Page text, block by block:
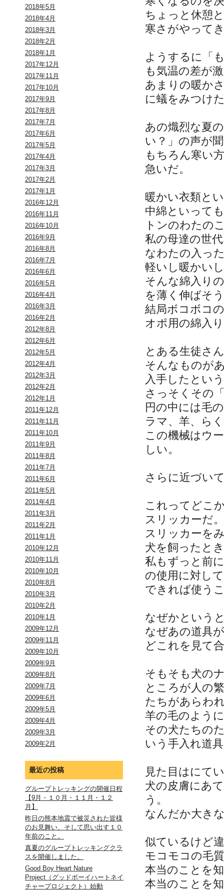
2018年5月
2018年4月
2018年3月
2018年2月
2018年1月
2017年12月
2017年11月
2017年10月
2017年9月
2017年8月
2017年7月
2017年6月
2017年5月
2017年4月
2017年3月
2017年2月
2017年1月
2016年12月
2016年11月
2016年10月
2016年9月
2016年8月
2016年7月
2016年6月
2016年5月
2016年4月
2016年3月
2016年2月
2012年8月
2012年6月
2012年5月
2012年4月
2012年3月
2012年2月
2012年1月
2011年12月
2011年11月
2011年10月
2011年9月
2011年8月
2011年7月
2011年6月
2011年5月
2011年4月
2011年3月
2011年2月
2011年1月
2010年12月
2010年11月
2010年10月
2010年8月
2010年3月
2010年2月
2010年1月
2009年12月
2009年11月
2009年10月
2009年9月
2009年8月
2009年7月
2009年6月
2009年5月
2009年4月
2009年3月
2009年2月
最近の投稿
グループトレッキングの開催日程
【9月・１０月・１１月・１２
月】
昨日の熊本地震で被災された皆様
のお見舞い、そして思い出す１０
年前のこと。
真夏のグループトレッキングクラ
スを開催しました。
Good Boy Heart Nature
Project（グッドボーイハートネイ
チャープロジェクト）始動
ちょっと休憩
寒さがやって
ようするに「
も気温の差が
あまりの暖か
に蟻をみつけ
あの熾烈な夏
い？」の声が
もちろん寒い
急いだ。
暖かい衣類と
中綿といって
トンのわたの
私の母達の世
なわたの入っ
軽いし暖かい
そんな綿入り
を薄く伸ばそ
結局ボコボコ
オポ用の綿入
とある生徒さ
そんなものが
入手したとい
さっそくその
円の中には毛
ラマ、羊、ら
この機械はウ
しい。
さらに近づい
これってどこ
スリッカーだ。
スリッカーを
犬を飼ったと
私もずっと前
の使用に対し
できれば使う
なぜかという
なぜあの道具
どこれを見て
そもそも犬の
ところが人の
たちがあらわ
羊の毛のよう
その犬たちの
いう手入れ道
見た目はにて
犬の皮膚にあ
う。
なんだか大き
似ているけど
モコモコの毛
本当のことを
本当のことを